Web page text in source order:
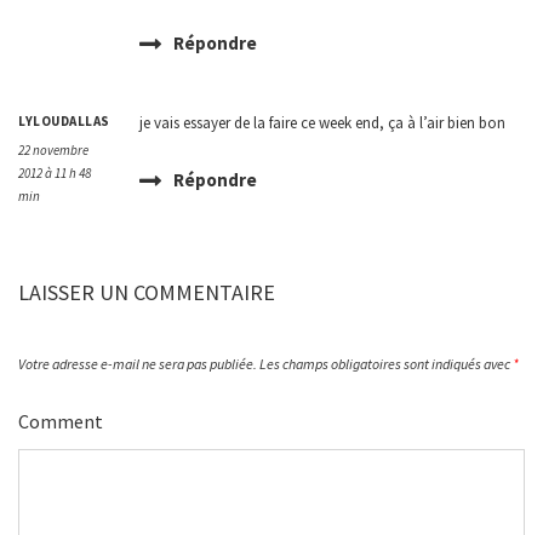
Répondre
LYLOUDALLAS
22 novembre
2012 à 11 h 48
min
je vais essayer de la faire ce week end, ça à l’air bien bon
Répondre
LAISSER UN COMMENTAIRE
Votre adresse e-mail ne sera pas publiée. Les champs obligatoires sont indiqués avec *
Comment